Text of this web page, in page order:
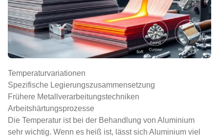
Temperaturvariationen
Spezifische Legierungszusammensetzung
Frühere Metallverarbeitungstechniken
Arbeitshärtungsprozesse
Die Temperatur ist bei der Behandlung von Aluminium
sehr wichtig. Wenn es heiß ist, lässt sich Aluminium viel